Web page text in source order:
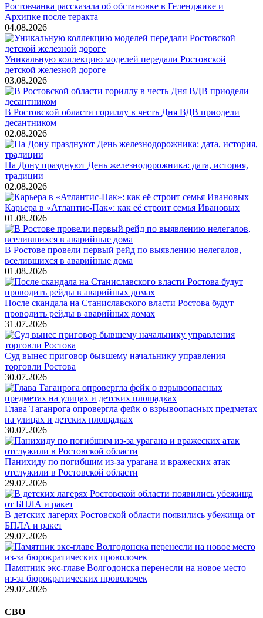
Ростовчанка рассказала об обстановке в Геленджике и
Архипке после теракта
04.08.2026
Уникальную коллекцию моделей передали Ростовской
детской железной дороге
03.08.2026
В Ростовской области гориллу в честь Дня ВДВ приодели
десантником
02.08.2026
На Дону празднуют День железнодорожника: дата, история,
традиции
02.08.2026
Карьера в «Атлантис-Пак»: как её строит семья Ивановых
01.08.2026
В Ростове провели первый рейд по выявлению нелегалов,
вселившихся в аварийные дома
01.08.2026
После скандала на Станиславского власти Ростова будут
проводить рейды в аварийных домах
31.07.2026
Суд вынес приговор бывшему начальнику управления
торговли Ростова
30.07.2026
Глава Таганрога опровергла фейк о взрывоопасных предметах
на улицах и детских площадках
30.07.2026
Панихиду по погибшим из-за урагана и вражеских атак
отслужили в Ростовской области
29.07.2026
В детских лагерях Ростовской области появились убежища от
БПЛА и ракет
29.07.2026
Памятник экс-главе Волгодонска перенесли на новое место
из-за бюрократических проволочек
29.07.2026
СВО